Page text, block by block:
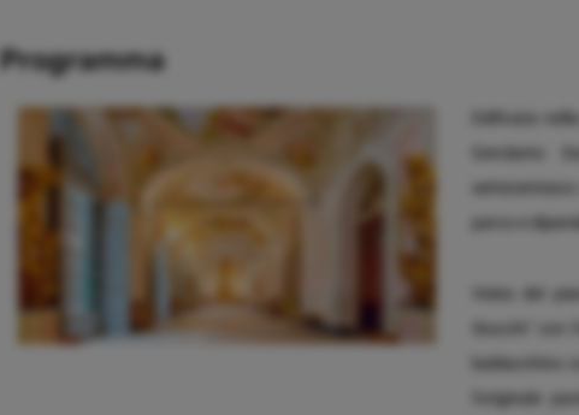
Programma
Edificata
Gerolamo
parco e
Visita del
Stucchi" con
l'originale